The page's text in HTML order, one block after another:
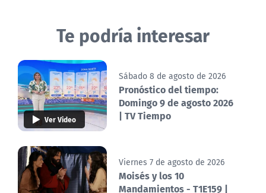
Te podría interesar
Ver Video
Sábado 8 de agosto de 2026
Pronóstico del tiempo:
Domingo 9 de agosto 2026
| TV Tiempo
Viernes 7 de agosto de 2026
Moisés y los 10
Mandamientos - T1E159 |